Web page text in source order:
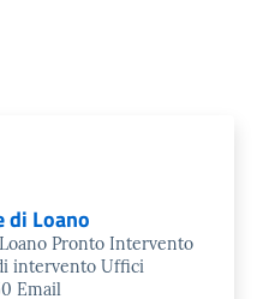
di Loano
Pronto Intervento
intervento Uffici
Email